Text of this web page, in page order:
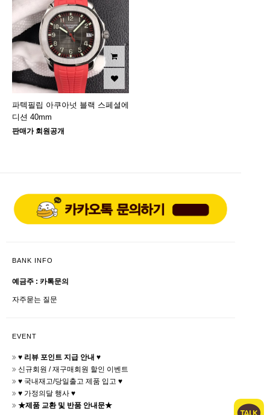
파텍필립 아쿠아넛 블랙 스페셜에
디션 40mm
판매가 회원공개
BANK INFO
예금주 : 카톡문의
자주묻는 질문
EVENT
♥ 리뷰 포인트 지급 안내 ♥
신규회원 / 재구매회원 할인 이벤트
♥ 국내재고/당일출고 제품 입고 ♥
♥ 가정의달 행사 ♥
★제품 교환 및 반품 안내문★